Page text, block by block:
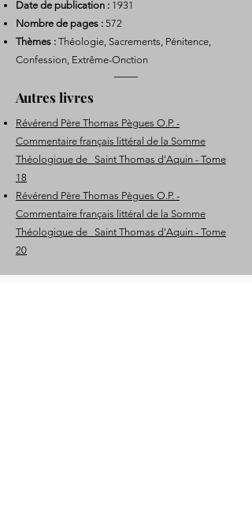
Date de publication : 1931
Nombre de pages : 572
Thèmes : Théologie, Sacrements, Pénitence,
Confession, Extrême-Onction
Autres livres
Révérend Père Thomas Pègues O.P. -
Commentaire français littéral de la Somme
Théologique de Saint Thomas d'Aquin - Tome
18
Révérend Père Thomas Pègues O.P. -
Commentaire français littéral de la Somme
Théologique de Saint Thomas d'Aquin - Tome
20